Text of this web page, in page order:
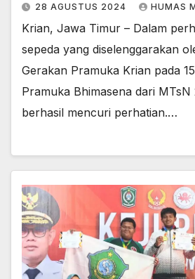
28 AGUSTUS 2024 HUMAS
Krian, Jawa Timur – Dalam
sepeda yang diselenggarakan
Gerakan Pramuka Krian pada
Pramuka Bhimasena dari MTsN
berhasil mencuri perhatian.…